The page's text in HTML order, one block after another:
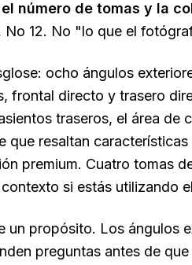
número de tomas y la
12. No "lo que el
ocho ángulos
frontal directo y trasero
traseros, el área de
que resaltan
premium. Cuatro tomas
si estás utilizando
un propósito. Los ángulos
preguntas antes de